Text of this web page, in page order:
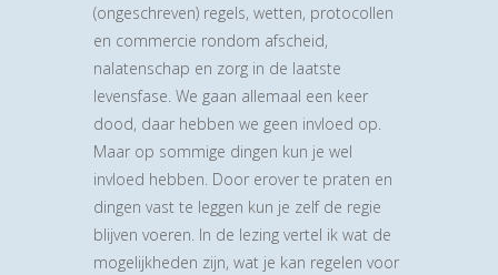
(ongeschreven) regels, wetten, protocollen
en commercie rondom afscheid,
nalatenschap en zorg in de laatste
levensfase. We gaan allemaal een keer
dood, daar hebben we geen invloed op.
Maar op sommige dingen kun je wel
invloed hebben. Door erover te praten en
dingen vast te leggen kun je zelf de regie
blijven voeren. In de lezing vertel ik wat de
mogelijkheden zijn, wat je kan regelen voor